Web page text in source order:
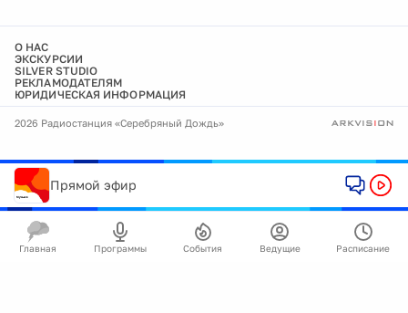
О НАС
ЭКСКУРСИИ
SILVER STUDIO
РЕКЛАМОДАТЕЛЯМ
ЮРИДИЧЕСКАЯ ИНФОРМАЦИЯ
2026 Радиостанция «Серебряный Дождь»
Прямой эфир
Главная Программы События Ведущие Расписание